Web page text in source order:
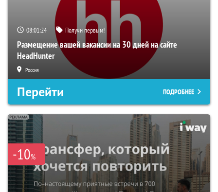
08:01:23 Получи первым!
Размещение вашей вакансии на 30 дней на сайте
HeadHunter
Россия
Перейти ПОДРОБНЕЕ
-10%